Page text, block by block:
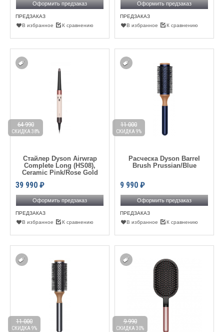
Оформить предзаказ
ПРЕДЗАКАЗ
В избранное
К сравнению
Оформить предзаказ
ПРЕДЗАКАЗ
В избранное
К сравнению
Стайлер Dyson Airwrap
Complete Long (HS08),
Ceramic Pink/Rose Gold
39 990 ₽
64 990
СКИДКА 38%
Оформить предзаказ
ПРЕДЗАКАЗ
В избранное
К сравнению
Расческа Dyson Barrel
Brush Prussian/Blue
9 990 ₽
11 000
СКИДКА 9%
Оформить предзаказ
ПРЕДЗАКАЗ
В избранное
К сравнению
11 000
СКИДКА 9%
9 990
СКИДКА 30%